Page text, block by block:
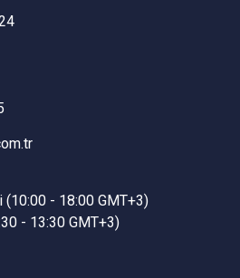
(10:00 - 18:00 GMT+3)
- 13:30 GMT+3)